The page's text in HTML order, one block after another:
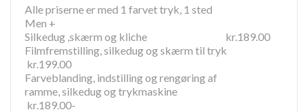
Alle priserne er med 1 farvet tryk, 1 sted
Men +
Silkedug ,skærm og kliche kr.189.00
Filmfremstilling, silkedug og skærm til tryk
kr.199.00
Farveblanding, indstilling og rengøring af
ramme, silkedug og trykmaskine
kr.189.00-